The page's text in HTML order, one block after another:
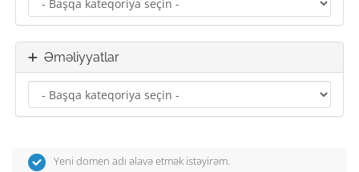
Əməliyyatlar
Yeni domen adı əlavə etmək istəyirəm.